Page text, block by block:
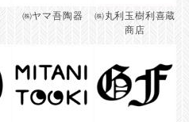
㈱ヤマ吾陶器
㈱丸利玉樹利喜蔵
商店